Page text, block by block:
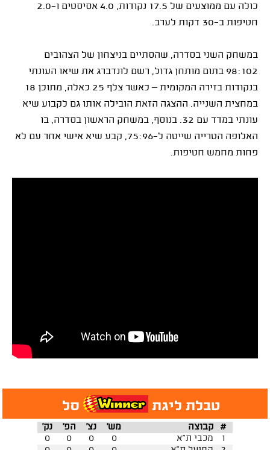
כולה עם ממוצעים של 17.5 נקודות, 4.0 אסיסטים ו-2.0
חטיפות ב-30 דקות לערב.
במשחק השני בסדרה, שהסתיים בניצחון של הצהובים
98:102 בתום מותחן גדול, רשם לונדברג את שיאו העונתי
בנקודות בזירה המקומית – כאשר צלף 25 כאלה, מתוכן 18
במחצית השנייה. ההצגה הזאת הובילה אותו גם לקבוע שיא
עונתי במדד עם 32. בנוסף, במשחק הראשון בסדרה, בו
האלופה הטרייה שייטה ל-75:96, קבע שיא אישי אחר עם לא
פחות מחמש חטיפות.
טבלת ליגת סל
נק' הפ' נצ' מש' קבוצה
#
0
0 0 0 מכבי ת"א
1